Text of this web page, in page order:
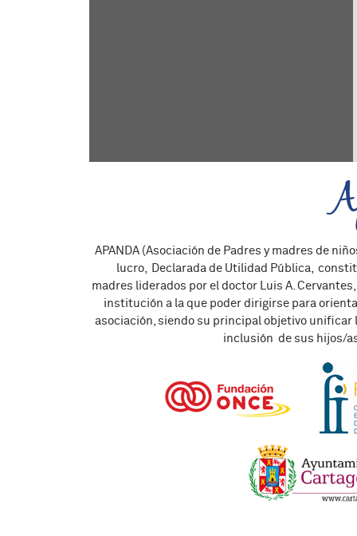
APANDA (Asociación de Padres y madres de
lucro, Declarada de Utilidad Pública,
madres liderados por el doctor Luis A.
institución a la que poder dirigirse para
asociación, siendo su principal objetivo unificar
inclusión de sus hijos/